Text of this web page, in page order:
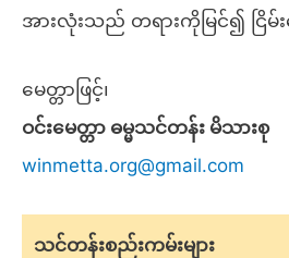
အားလုံးသည် တရားကိုမြင်၍ ငြိမ်း
မေတ္တာဖြင့်၊
ဝင်းမေတ္တာ ဓမ္မသင်တန်း မိသားစု
winmetta.org@gmail.com
သင်တန်းစည်းကမ်းများ